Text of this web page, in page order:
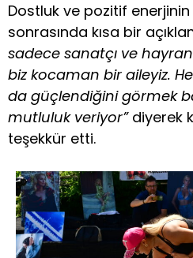
Dostluk ve pozitif enerjinin
sonrasında kısa bir
sadece sanatçı ve
biz kocaman bir aileyiz.
da güçlendiğini görmek
mutluluk veriyor”diyerek
teşekkür etti.